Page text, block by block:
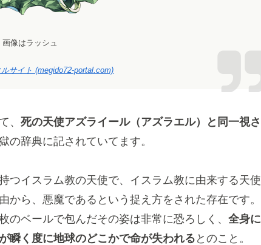
画像はラッシュ
サイト (megido72-portal.com)
、 死の天使アズライール（アズラエル）と同一視さ
の辞典に記されていてます。
つイスラム教の天使で、イスラム教に由来する天使
から、悪魔であるという捉え方をされた存在です。
ベールで包んだその姿は非常に恐ろしく、 全身に
瞬く度に地球のどこかで命が失われる とのこと。